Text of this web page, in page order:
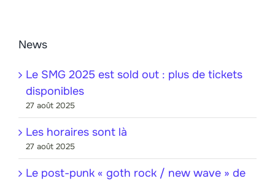
News
Le SMG 2025 est sold out : plus de tickets
disponibles
27 août 2025
Les horaires sont là
27 août 2025
Le post-punk « goth rock / new wave » de